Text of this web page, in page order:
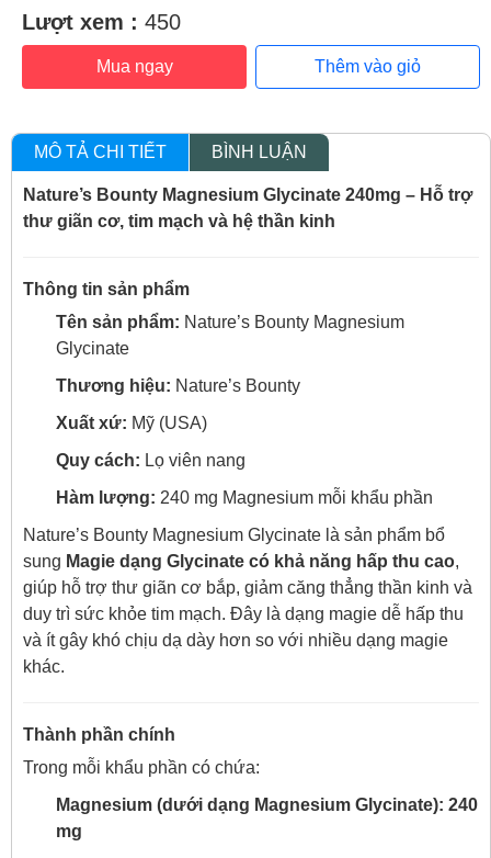
Lượt xem : 450
Mua ngay Thêm vào giỏ
MÔ TẢ CHI TIẾT BÌNH LUẬN
Nature’s Bounty Magnesium Glycinate 240mg – Hỗ trợ
thư giãn cơ, tim mạch và hệ thần kinh
Thông tin sản phẩm
Tên sản phẩm: Nature’s Bounty Magnesium
Glycinate
Thương hiệu: Nature’s Bounty
Xuất xứ: Mỹ (USA)
Quy cách: Lọ viên nang
Hàm lượng: 240 mg Magnesium mỗi khẩu phần
Nature’s Bounty Magnesium Glycinate là sản phẩm bổ
sung Magie dạng Glycinate có khả năng hấp thu cao,
giúp hỗ trợ thư giãn cơ bắp, giảm căng thẳng thần kinh và
duy trì sức khỏe tim mạch. Đây là dạng magie dễ hấp thu
và ít gây khó chịu dạ dày hơn so với nhiều dạng magie
khác.
Thành phần chính
Trong mỗi khẩu phần có chứa:
Magnesium (dưới dạng Magnesium Glycinate): 240
mg